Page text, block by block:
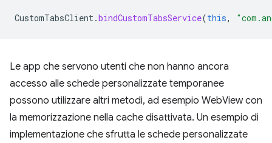
CustomTabsClient.bindCustomTabsService(this,
Le app che servono utenti che non hanno ancora
accesso alle schede personalizzate temporanee
possono utilizzare altri metodi, ad esempio WebView con
la memorizzazione nella cache disattivata. Un esempio di
implementazione che sfrutta le schede personalizzate